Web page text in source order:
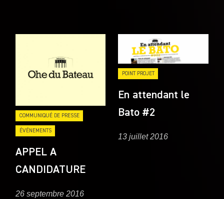
COMMUNIQUÉ DE PRESSE
ÉVÉNEMENTS
APPEL A
CANDIDATURE
26 septembre 2016
POINT PROJET
En attendant le
Bato #2
13 juillet 2016